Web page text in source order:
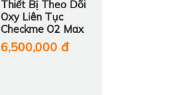
Thiết Bị Theo Dõi
Oxy Liên Tục
Checkme O2 Max
6,500,000 đ